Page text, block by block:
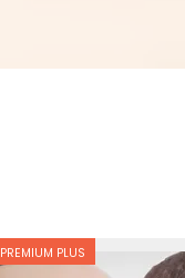
PREMIUM PLUS